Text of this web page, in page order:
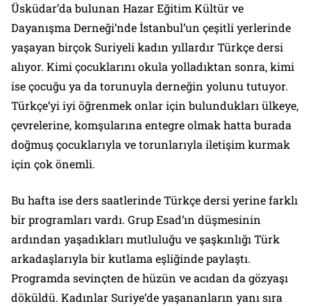
Üsküdar’da bulunan Hazar Eğitim Kültür ve
Dayanışma Derneği’nde İstanbul’un çeşitli yerlerinde
yaşayan birçok Suriyeli kadın yıllardır Türkçe dersi
alıyor. Kimi çocuklarını okula yolladıktan sonra, kimi
ise çocuğu ya da torunuyla derneğin yolunu tutuyor.
Türkçe’yi iyi öğrenmek onlar için bulundukları ülkeye,
çevrelerine, komşularına entegre olmak hatta burada
doğmuş çocuklarıyla ve torunlarıyla iletişim kurmak
için çok önemli.
Bu hafta ise ders saatlerinde Türkçe dersi yerine farklı
bir programları vardı. Grup Esad’ın düşmesinin
ardından yaşadıkları mutluluğu ve şaşkınlığı Türk
arkadaşlarıyla bir kutlama eşliğinde paylaştı.
Programda sevinçten de hüzün ve acıdan da gözyaşı
döküldü. Kadınlar Suriye’de yaşananların yanı sıra